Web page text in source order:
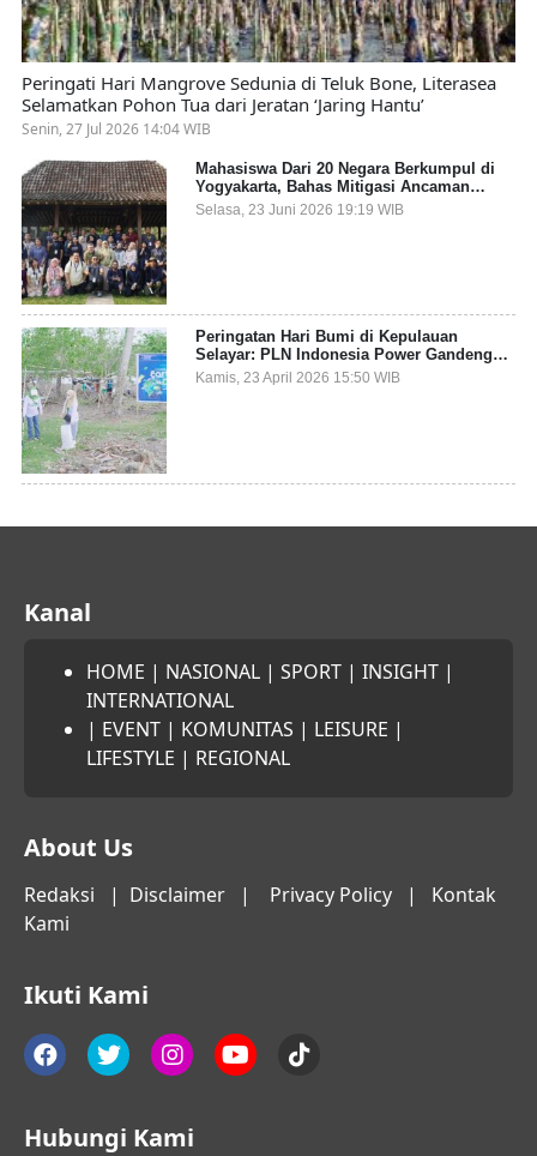
Peringati Hari Mangrove Sedunia di Teluk Bone, Literasea
Selamatkan Pohon Tua dari Jeratan ‘Jaring Hantu’
Senin, 27 Jul 2026 14:04 WIB
Mahasiswa Dari 20 Negara Berkumpul di
Yogyakarta, Bahas Mitigasi Ancaman
Kesehatan Global
Selasa, 23 Juni 2026 19:19 WIB
Peringatan Hari Bumi di Kepulauan
Selayar: PLN Indonesia Power Gandeng
Pemda dan Komunitas, Giatkan Restorasi
Mangrove
Kamis, 23 April 2026 15:50 WIB
Kanal
HOME | NASIONAL | SPORT | INSIGHT |
INTERNATIONAL
| EVENT | KOMUNITAS | LEISURE |
LIFESTYLE | REGIONAL
About Us
Redaksi | Disclaimer | Privacy Policy | Kontak
Kami
Ikuti Kami
Hubungi Kami